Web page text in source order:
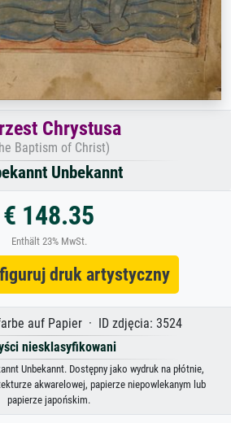
Chrystusa
Baptism of Christ)
Unbekannt
€ 148.35
Enthält 23% MwSt.
druk artystyczny
auf Papier · ID zdjęcia: 3524
niesklasyfikowani
Unbekannt. Dostępny jako wydruk na płótnie,
akwarelowej, papierze niepowlekanym lub
papierze japońskim.